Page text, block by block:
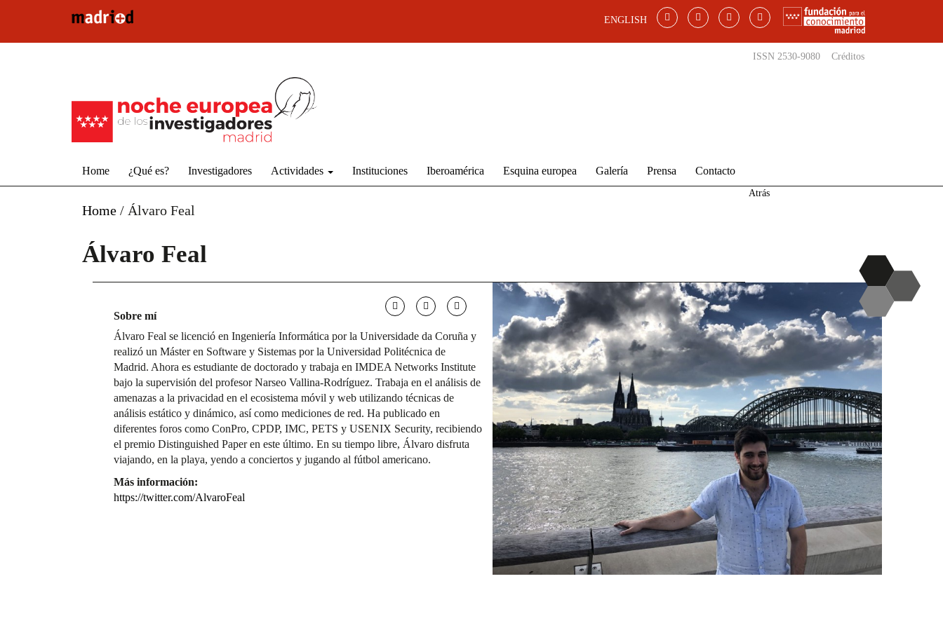
ENGLISH
ISSN 2530-9080 Créditos
Home ¿Qué es? Investigadores Actividades Instituciones Iberoamérica Esquina europea Galería Prensa Contacto
Home / Álvaro Feal
Atrás
Álvaro Feal
Sobre mí
Álvaro Feal se licenció en Ingeniería Informática por la Universidade da Coruña y
realizó un Máster en Software y Sistemas por la Universidad Politécnica de
Madrid. Ahora es estudiante de doctorado y trabaja en IMDEA Networks Institute
bajo la supervisión del profesor Narseo Vallina-Rodríguez. Trabaja en el análisis de
amenazas a la privacidad en el ecosistema móvil y web utilizando técnicas de
análisis estático y dinámico, así como mediciones de red. Ha publicado en
diferentes foros como ConPro, CPDP, IMC, PETS y USENIX Security, recibiendo
el premio Distinguished Paper en este último. En su tiempo libre, Álvaro disfruta
viajando, en la playa, yendo a conciertos y jugando al fútbol americano.
Más información:
https://twitter.com/AlvaroFeal